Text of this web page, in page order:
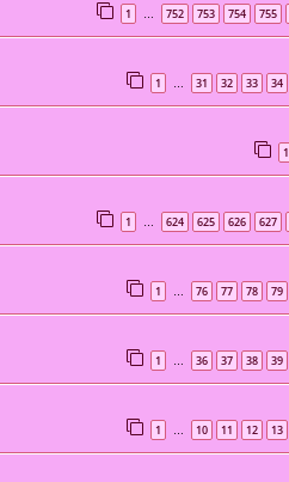
1 … 752 753 754 755
1 … 31 32 33 34
1
1 … 624 625 626 627
1 … 76 77 78 79
1 … 36 37 38 39
1 … 10 11 12 13